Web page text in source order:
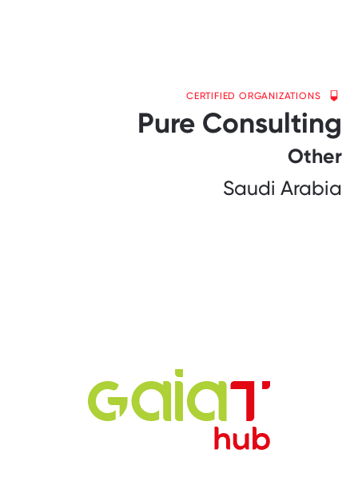
CERTIFIED ORGANIZATIONS
Pure Consulting
Other
Saudi Arabia